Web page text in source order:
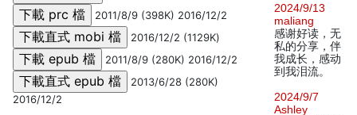
2011/8/9 (398K) 2016/12/2
2016/12/2 (1129K)
2011/8/9 (280K) 2016/12/2
2013/6/28 (280K)
2016/12/2
2024/9/13
maliang
感谢好读，无
私的分享，伴
我成长，感动
到我泪流。
2024/9/7
Ashley